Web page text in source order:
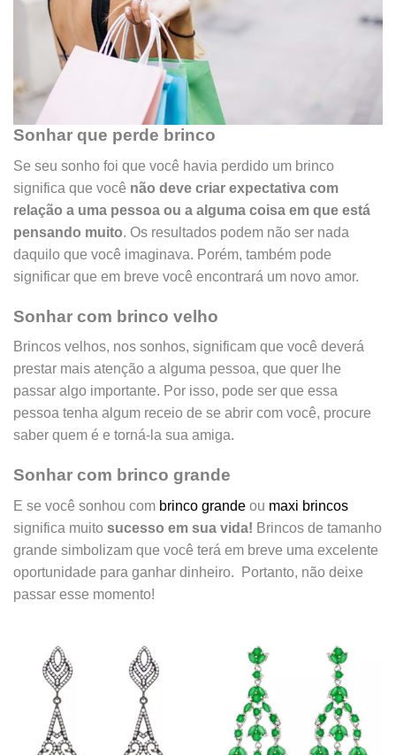
Sonhar que perde brinco
Se seu sonho foi que você havia perdido um brinco
significa que você não deve criar expectativa com
relação a uma pessoa ou a alguma coisa em que está
pensando muito. Os resultados podem não ser nada
daquilo que você imaginava. Porém, também pode
significar que em breve você encontrará um novo amor.
Sonhar com brinco velho
Brincos velhos, nos sonhos, significam que você deverá
prestar mais atenção a alguma pessoa, que quer lhe
passar algo importante. Por isso, pode ser que essa
pessoa tenha algum receio de se abrir com você, procure
saber quem é e torná-la sua amiga.
Sonhar com brinco grande
E se você sonhou com brinco grande ou maxi brincos
significa muito sucesso em sua vida! Brincos de tamanho
grande simbolizam que você terá em breve uma excelente
oportunidade para ganhar dinheiro. Portanto, não deixe
passar esse momento!